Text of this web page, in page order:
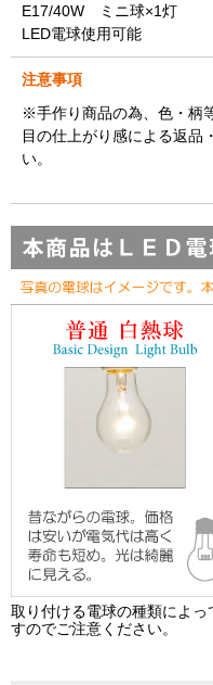
E17/40W ミニ球×1灯
LED電球使用可能
注意事項
※手作り商品の為、色・柄
目の仕上がり感による返品
い。
取り付ける電球の種類によ
すのでご注意ください。